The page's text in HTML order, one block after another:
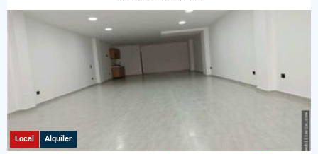
Local Alquiler